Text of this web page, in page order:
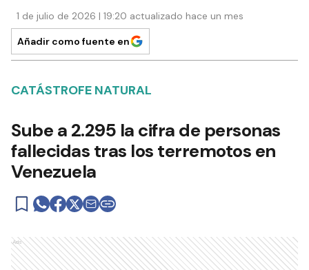
1 de julio de 2026 | 19:20 actualizado hace un mes
Añadir como fuente en
CATÁSTROFE NATURAL
Sube a 2.295 la cifra de personas
fallecidas tras los terremotos en
Venezuela
Ads